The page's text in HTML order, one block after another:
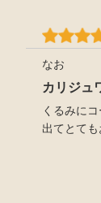
なお
カリジュ
くるみに
出てとて